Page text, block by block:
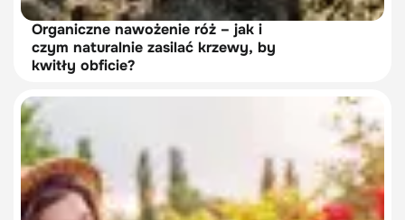
Organiczne nawożenie róż – jak i
czym naturalnie zasilać krzewy, by
kwitły obficie?